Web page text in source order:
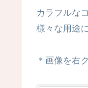
カラフルな
様々な用途
＊画像を右